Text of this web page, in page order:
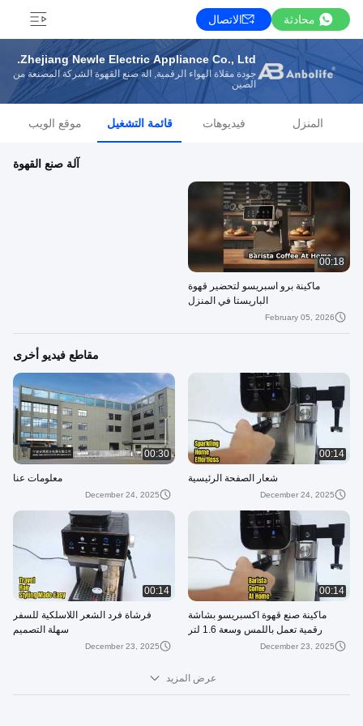
محادثة الاتصال
Zhejiang Newle Electric Appliance Co., Ltd.
جودة مقلاة الهواء الرقمية, آلة صنع القهوة الشركة المصنعة من
الصين
المنزل فيديوهات قائمة التشغيل موقع الويب
آلة صنع القهوة
00:18
ماكينة برو اسبريسو لتحضير قهوة
الباريستا في المنزل
February 05, 2026
مقاطع فيديو أخرى
00:14
شعار الصفحة الرئيسية
December 24, 2025
00:30
معلومات عنا
December 24, 2025
00:14
ماكينة صنع قهوة اكسبريسو بشاشة
رقمية تعمل باللمس وسعة 1.6 لتر
December 23, 2025
00:14
فرشاة فرد الشعر اللاسلكية للسفر
سهلة التصميم
December 23, 2025
عرض المزيد